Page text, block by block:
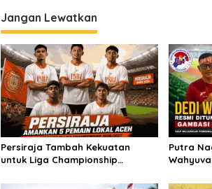
Jangan Lewatkan
Persiraja Tambah Kekuatan
untuk Liga Championship
Aceh Resmi Dikontrak
Putra